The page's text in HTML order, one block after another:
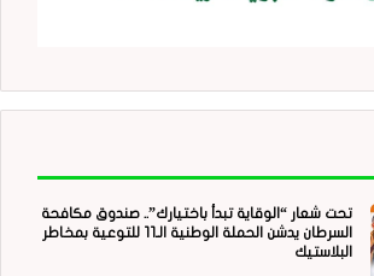
تحت شعار “الوقاية تبدأ باختيارك”.. صندوق مكافحة
السرطان يدشن الحملة الوطنية الـ11 للتوعية بمخاطر
البلاستيك